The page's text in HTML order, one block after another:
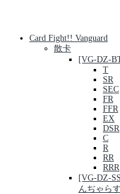
Card Fight!! Vanguard
散卡
[VG-DZ-
T
SR
SEC
FR
FFR
EX
DSR
C
R
RR
RRR
[VG-DZ-
んぢゃら